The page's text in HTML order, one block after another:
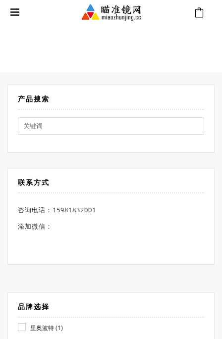
产品搜索
Search
for:
联系方式
咨询电话：15981832001
添加微信：
品牌选择
里奥波特(1)